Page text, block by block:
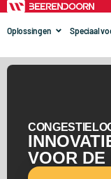
Oplossingen
Speciaal
VOOR DE